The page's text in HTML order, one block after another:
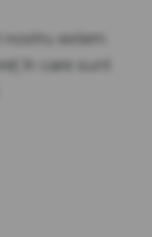
extern.
în care sunt